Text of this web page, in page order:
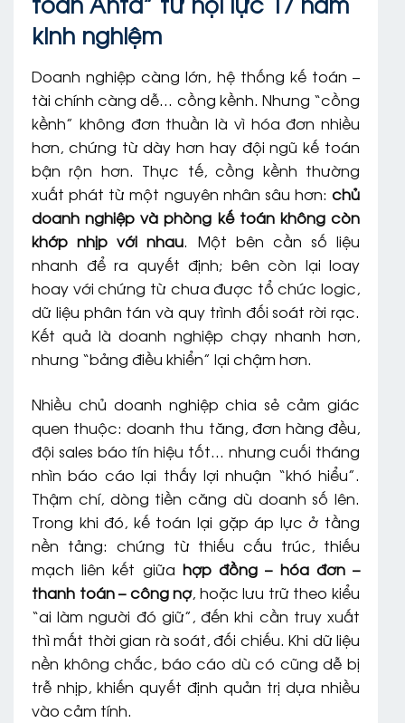
kinh nghiệm
Doanh nghiệp càng lớn, hệ thống kế toán –
tài chính càng dễ… cồng kềnh. Nhưng “cồng
kềnh” không đơn thuần là vì hóa đơn nhiều
hơn, chứng từ dày hơn hay đội ngũ kế toán
bận rộn hơn. Thực tế, cồng kềnh thường
xuất phát từ một nguyên nhân sâu hơn: chủ
doanh nghiệp và phòng kế toán không còn
khớp nhịp với nhau. Một bên cần số liệu
nhanh để ra quyết định; bên còn lại loay
hoay với chứng từ chưa được tổ chức logic,
dữ liệu phân tán và quy trình đối soát rời rạc.
Kết quả là doanh nghiệp chạy nhanh hơn,
nhưng “bảng điều khiển” lại chậm hơn.
Nhiều chủ doanh nghiệp chia sẻ cảm giác
quen thuộc: doanh thu tăng, đơn hàng đều,
đội sales báo tín hiệu tốt… nhưng cuối tháng
nhìn báo cáo lại thấy lợi nhuận “khó hiểu”.
Thậm chí, dòng tiền căng dù doanh số lên.
Trong khi đó, kế toán lại gặp áp lực ở tầng
nền tảng: chứng từ thiếu cấu trúc, thiếu
mạch liên kết giữa hợp đồng – hóa đơn –
thanh toán – công nợ, hoặc lưu trữ theo kiểu
“ai làm người đó giữ”, đến khi cần truy xuất
thì mất thời gian rà soát, đối chiếu. Khi dữ liệu
nền không chắc, báo cáo dù có cũng dễ bị
trễ nhịp, khiến quyết định quản trị dựa nhiều
vào cảm tính.